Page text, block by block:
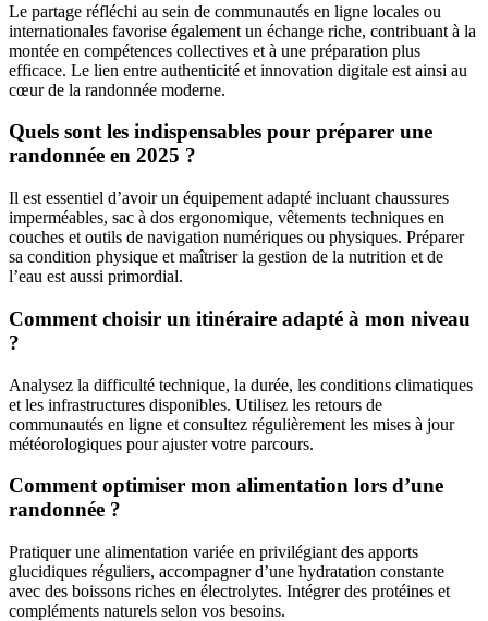
Le partage réfléchi au sein de communautés en ligne locales ou
internationales favorise également un échange riche, contribuant à la
montée en compétences collectives et à une préparation plus
efficace. Le lien entre authenticité et innovation digitale est ainsi au
cœur de la randonnée moderne.
Quels sont les indispensables pour préparer une
randonnée en 2025 ?
Il est essentiel d’avoir un équipement adapté incluant chaussures
imperméables, sac à dos ergonomique, vêtements techniques en
couches et outils de navigation numériques ou physiques. Préparer
sa condition physique et maîtriser la gestion de la nutrition et de
l’eau est aussi primordial.
Comment choisir un itinéraire adapté à mon niveau
?
Analysez la difficulté technique, la durée, les conditions climatiques
et les infrastructures disponibles. Utilisez les retours de
communautés en ligne et consultez régulièrement les mises à jour
météorologiques pour ajuster votre parcours.
Comment optimiser mon alimentation lors d’une
randonnée ?
Pratiquer une alimentation variée en privilégiant des apports
glucidiques réguliers, accompagner d’une hydratation constante
avec des boissons riches en électrolytes. Intégrer des protéines et
compléments naturels selon vos besoins.